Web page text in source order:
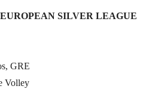
SILVER LEAGUE
GRE
Volley